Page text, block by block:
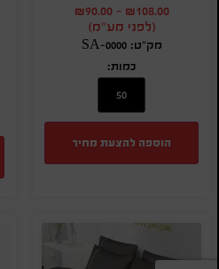
₪108.00
-
₪90.00
(לפני מע"מ)
מק"ט: SA-0000
כמות:
הוספה להצעת מחיר